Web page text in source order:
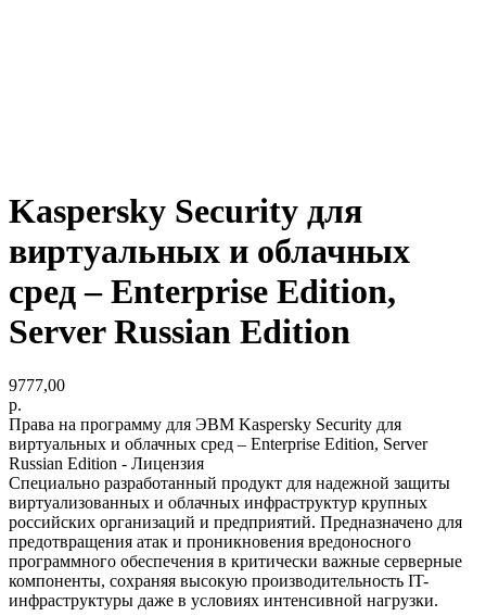
Kaspersky Security для
виртуальных и облачных
сред – Enterprise Edition,
Server Russian Edition
9777,00
р.
Права на программу для ЭВМ Kaspersky Security для
виртуальных и облачных сред – Enterprise Edition, Server
Russian Edition - Лицензия
Специально разработанный продукт для надежной защиты
виртуализованных и облачных инфраструктур крупных
российских организаций и предприятий. Предназначено для
предотвращения атак и проникновения вредоносного
программного обеспечения в критически важные серверные
компоненты, сохраняя высокую производительность IT-
инфраструктуры даже в условиях интенсивной нагрузки.